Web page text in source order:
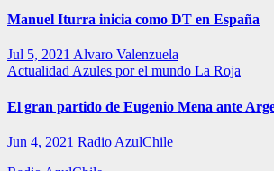
Manuel Iturra inicia como DT en España
Jul 5, 2021 Alvaro Valenzuela
Actualidad Azules por el mundo La Roja
El gran partido de Eugenio Mena ante
Jun 4, 2021 Radio AzulChile